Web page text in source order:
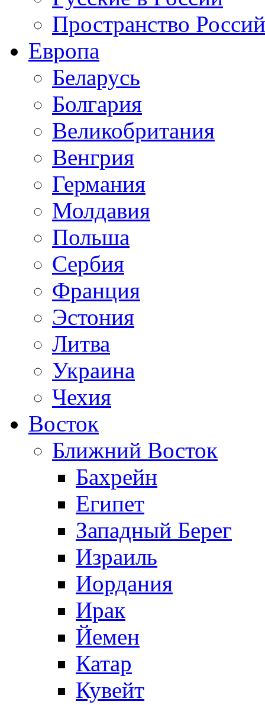
Пространство
Европа
Беларусь
Болгария
Великобритания
Венгрия
Германия
Молдавия
Польша
Сербия
Франция
Эстония
Литва
Украина
Чехия
Восток
Ближний Восток
Бахрейн
Египет
Западный Берег
Израиль
Иордания
Ирак
Йемен
Катар
Кувейт